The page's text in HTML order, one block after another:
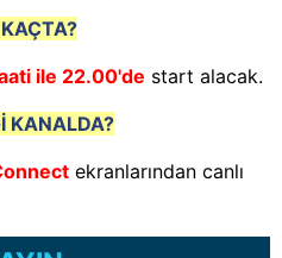
ile 22.00'de start alacak.
KANALDA?
ekranlarından canlı